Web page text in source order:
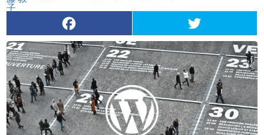
a
c
e
b
o
o
w
i
t
t
e
r